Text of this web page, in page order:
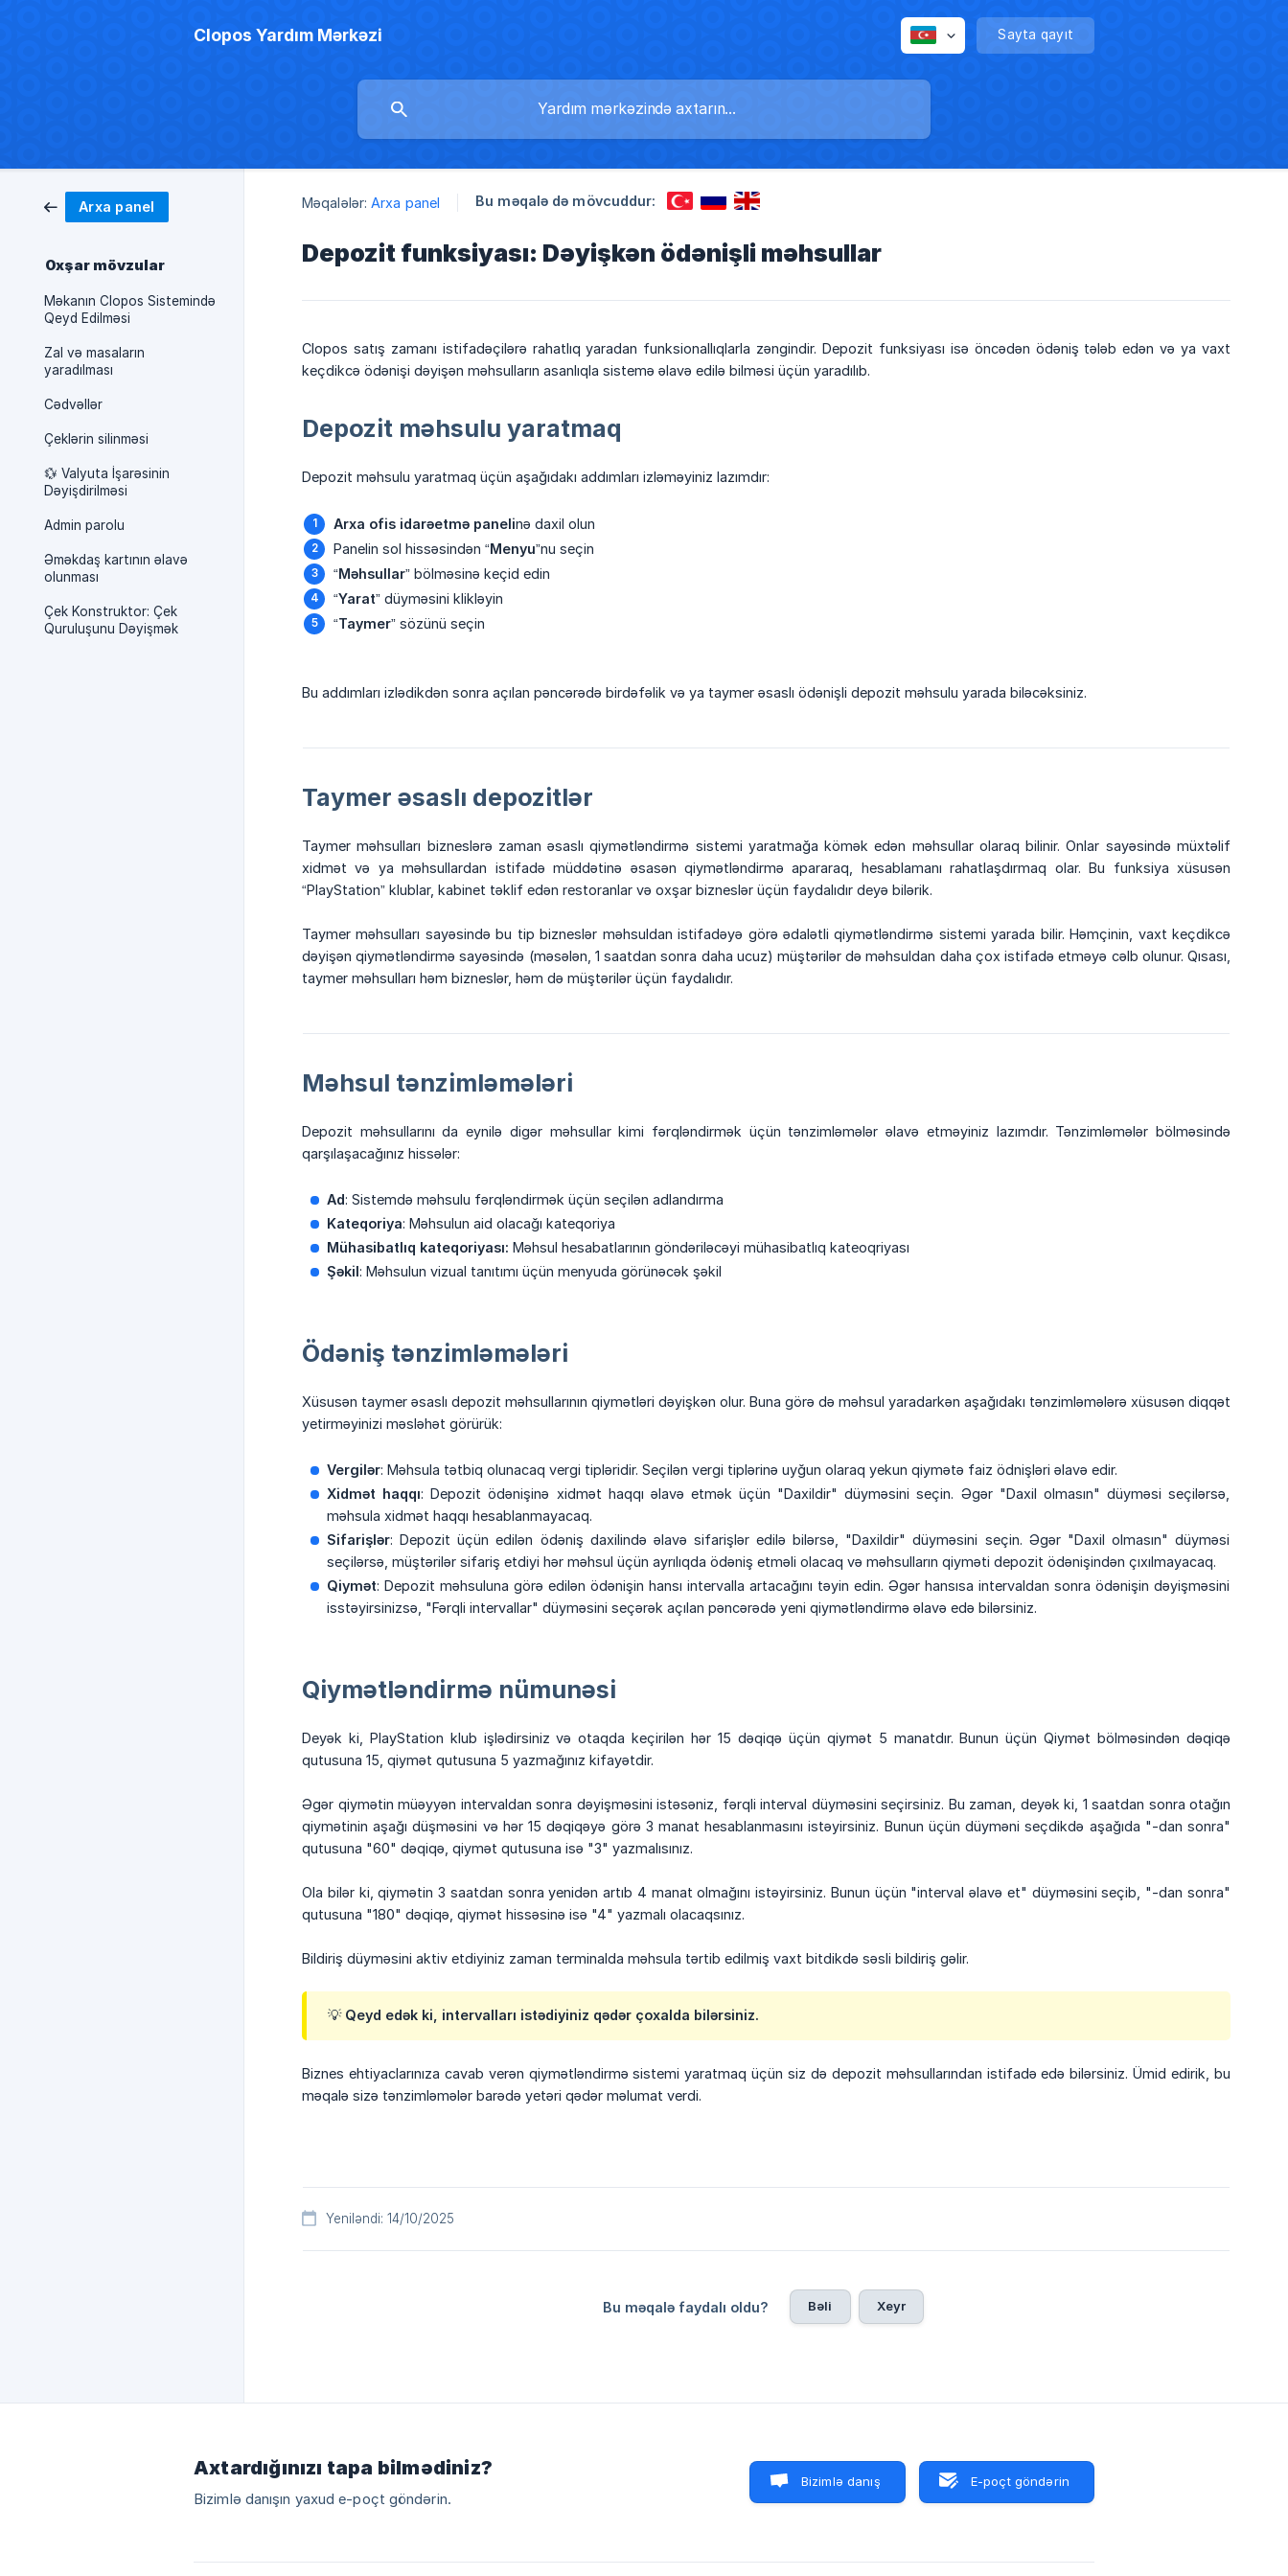
Clopos Yardım Mərkəzi Sayta qayıt
Arxa panel
Oxşar mövzular
Məkanın Clopos Sistemində
Qeyd Edilməsi
Zal və masaların
yaradılması
Cədvəllər
Çeklərin silinməsi
💱 Valyuta İşarəsinin
Dəyişdirilməsi
Admin parolu
Əməkdaş kartının əlavə
olunması
Çek Konstruktor: Çek
Quruluşunu Dəyişmək
Məqalələr: Arxa panel Bu məqalə də mövcuddur:
Depozit funksiyası: Dəyişkən ödənişli məhsullar
Clopos satış zamanı istifadəçilərə rahatlıq yaradan funksionallıqlarla zəngindir. Depozit funksiyası isə öncədən ödəniş tələb edən və ya vaxt
keçdikcə ödənişi dəyişən məhsulların asanlıqla sistemə əlavə edilə bilməsi üçün yaradılıb.
Depozit məhsulu yaratmaq
Depozit məhsulu yaratmaq üçün aşağıdakı addımları izləməyiniz lazımdır:
Arxa ofis idarəetmə panelinə daxil olun
Panelin sol hissəsindən “Menyu”nu seçin
“Məhsullar” bölməsinə keçid edin
“Yarat” düyməsini klikləyin
“Taymer” sözünü seçin
Bu addımları izlədikdən sonra açılan pəncərədə birdəfəlik və ya taymer əsaslı ödənişli depozit məhsulu yarada biləcəksiniz.
Taymer əsaslı depozitlər
Taymer məhsulları bizneslərə zaman əsaslı qiymətləndirmə sistemi yaratmağa kömək edən məhsullar olaraq bilinir. Onlar sayəsində müxtəlif
xidmət və ya məhsullardan istifadə müddətinə əsasən qiymətləndirmə apararaq, hesablamanı rahatlaşdırmaq olar. Bu funksiya xüsusən
“PlayStation” klublar, kabinet təklif edən restoranlar və oxşar bizneslər üçün faydalıdır deyə bilərik.
Taymer məhsulları sayəsində bu tip bizneslər məhsuldan istifadəyə görə ədalətli qiymətləndirmə sistemi yarada bilir. Həmçinin, vaxt keçdikcə
dəyişən qiymətləndirmə sayəsində (məsələn, 1 saatdan sonra daha ucuz) müştərilər də məhsuldan daha çox istifadə etməyə cəlb olunur. Qısası,
taymer məhsulları həm bizneslər, həm də müştərilər üçün faydalıdır.
Məhsul tənzimləmələri
Depozit məhsullarını da eynilə digər məhsullar kimi fərqləndirmək üçün tənzimləmələr əlavə etməyiniz lazımdır. Tənzimləmələr bölməsində
qarşılaşacağınız hissələr:
Ad: Sistemdə məhsulu fərqləndirmək üçün seçilən adlandırma
Kateqoriya: Məhsulun aid olacağı kateqoriya
Mühasibatlıq kateqoriyası: Məhsul hesabatlarının göndəriləcəyi mühasibatlıq kateoqriyası
Şəkil: Məhsulun vizual tanıtımı üçün menyuda görünəcək şəkil
Ödəniş tənzimləmələri
Xüsusən taymer əsaslı depozit məhsullarının qiymətləri dəyişkən olur. Buna görə də məhsul yaradarkən aşağıdakı tənzimləmələrə xüsusən diqqət
yetirməyinizi məsləhət görürük:
Vergilər: Məhsula tətbiq olunacaq vergi tipləridir. Seçilən vergi tiplərinə uyğun olaraq yekun qiymətə faiz ödnişləri əlavə edir.
Xidmət haqqı: Depozit ödənişinə xidmət haqqı əlavə etmək üçün "Daxildir" düyməsini seçin. Əgər "Daxil olmasın" düyməsi seçilərsə,
məhsula xidmət haqqı hesablanmayacaq.
Sifarişlər: Depozit üçün edilən ödəniş daxilində əlavə sifarişlər edilə bilərsə, "Daxildir" düyməsini seçin. Əgər "Daxil olmasın" düyməsi
seçilərsə, müştərilər sifariş etdiyi hər məhsul üçün ayrılıqda ödəniş etməli olacaq və məhsulların qiyməti depozit ödənişindən çıxılmayacaq.
Qiymət: Depozit məhsuluna görə edilən ödənişin hansı intervalla artacağını təyin edin. Əgər hansısa intervaldan sonra ödənişin dəyişməsini
isstəyirsinizsə, "Fərqli intervallar" düyməsini seçərək açılan pəncərədə yeni qiymətləndirmə əlavə edə bilərsiniz.
Qiymətləndirmə nümunəsi
Deyək ki, PlayStation klub işlədirsiniz və otaqda keçirilən hər 15 dəqiqə üçün qiymət 5 manatdır. Bunun üçün Qiymət bölməsindən dəqiqə
qutusuna 15, qiymət qutusuna 5 yazmağınız kifayətdir.
Əgər qiymətin müəyyən intervaldan sonra dəyişməsini istəsəniz, fərqli interval düyməsini seçirsiniz. Bu zaman, deyək ki, 1 saatdan sonra otağın
qiymətinin aşağı düşməsini və hər 15 dəqiqəyə görə 3 manat hesablanmasını istəyirsiniz. Bunun üçün düyməni seçdikdə aşağıda "-dan sonra"
qutusuna "60" dəqiqə, qiymət qutusuna isə "3" yazmalısınız.
Ola bilər ki, qiymətin 3 saatdan sonra yenidən artıb 4 manat olmağını istəyirsiniz. Bunun üçün "interval əlavə et" düyməsini seçib, "-dan sonra"
qutusuna "180" dəqiqə, qiymət hissəsinə isə "4" yazmalı olacaqsınız.
Bildiriş düyməsini aktiv etdiyiniz zaman terminalda məhsula tərtib edilmiş vaxt bitdikdə səsli bildiriş gəlir.
💡 Qeyd edək ki, intervalları istədiyiniz qədər çoxalda bilərsiniz.
Biznes ehtiyaclarınıza cavab verən qiymətləndirmə sistemi yaratmaq üçün siz də depozit məhsullarından istifadə edə bilərsiniz. Ümid edirik, bu
məqalə sizə tənzimləmələr barədə yetəri qədər məlumat verdi.
Yeniləndi: 14/10/2025
Bu məqalə faydalı oldu? Bəli Xeyr
Axtardığınızı tapa bilmədiniz?
Bizimlə danışın yaxud e-poçt göndərin.
Bizimlə danış E-poçt göndərin